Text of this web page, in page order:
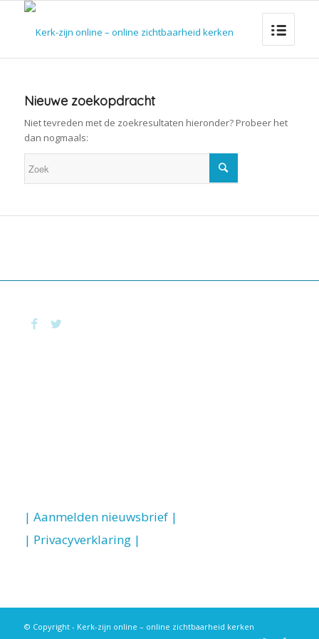
Nieuwe zoekopdracht
Niet tevreden met de zoekresultaten hieronder? Probeer het
dan nogmaals:
| Aanmelden nieuwsbrief |
| Privacyverklaring |
© Copyright - Kerk-zijn online – online zichtbaarheid kerken